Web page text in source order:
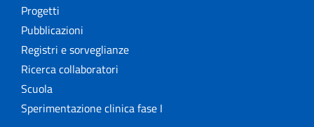
Progetti
Pubblicazioni
Registri e sorveglianze
Ricerca collaboratori
Scuola
Sperimentazione clinica fase I